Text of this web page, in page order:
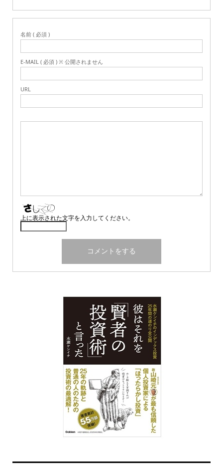
名前 ( 必須 )
E-MAIL ( 必須 ) ※ 公開されません
URL
上に表示された文字を入力してください。